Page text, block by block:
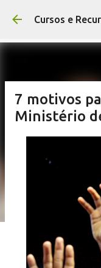
Pular
7 motivos
Ministério